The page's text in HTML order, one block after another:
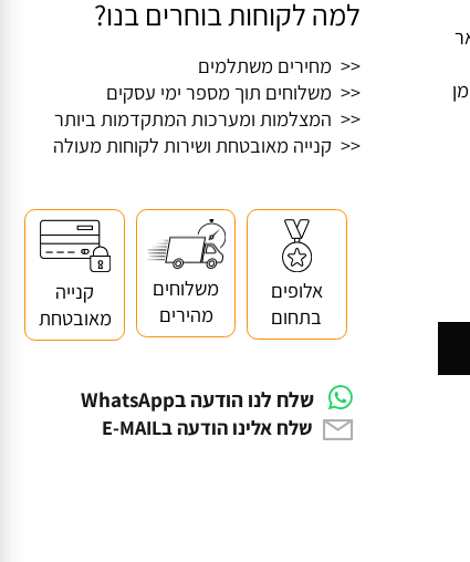
למה לקוחות בוחרים בנו?
<< מחירים משתלמים
<< משלוחים תוך מספר ימי עסקים
<< המצלמות ומערכות המתקדמות ביותר
<< קנייה מאובטחת ושירות לקוחות מעולה
אלופים
בתחום
משלוחים
מהירים
קנייה
מאובטחת
שלח לנו הודעה בWhatsApp